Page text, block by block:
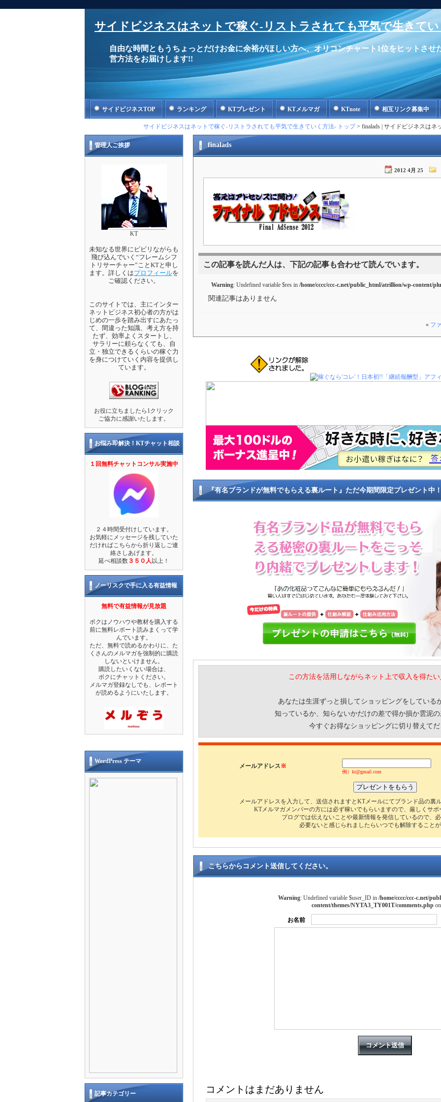
サイドビジネスはネットで稼ぐ-リストラされても平気で生きて
自由な時間ともうちょっとだけお金に余裕がほしい方へ、オリコンチャート1位をヒットさ
営方法をお届けします!!
サイドビジネスTOP ランキング KTプレゼント KTメルマガ KTnote 相互リンク募集中
サイドビジネスはネットで稼ぐ-リストラされても平気で生きていく方法- トップ> finalads | サイドビジネスは
finalads
2012 4月 25
この記事を読んだ人は、下記の記事も合わせて読んでいます。
Warning: Undefined variable $res in /home/cccc/ccc-c.net/public_html/atrillion/wp-content/
関連記事はありません
« フ
『有名ブランドが無料でもらえる裏ルート』ただ今期間限定プレゼント中
この方法を活用しながらネット上で収入を得た
あなたは生涯ずっと損してショッピングをしている
知っているか、知らないかだけの差で得か損か雲泥
今すぐお得なショッピングに切り替えて
メールアドレス※
例）kt@gmail.com
メールアドレスを入力して、送信されますとKTメールにてブランド品の裏
KTメルマガメンバーの方には必ず稼いでもらいますので、厳しくサ
ブログでは伝えないことや最新情報を発信しているので、
必要ないと感じられましたらいつでも解除すること
こちらからコメント送信してください。
Warning: Undefined variable $user_ID in /home/cccc/ccc-c.net/
content/themes/NYTA3_TY001T/comments.php
お名前
コメントはまだありません
管理人ご挨拶
KT
未知なる世界にビビリながらも
飛び込んでいく“フレームシフ
トリサーチャー”ことKTと申し
ます。詳しくはプロフィールを
ご確認ください。
このサイトでは、主にインター
ネットビジネス初心者の方がは
じめの一歩を踏み出すにあたっ
て、間違った知識、考え方を持
たず、効率よくスタートし、
サラリーに頼らなくても、自
立・独立できるくらいの稼ぐ力
を身につけていく内容を提供し
ています。
お役に立ちましたら1クリック
ご協力に感謝いたします。
お悩み即解決！KTチャット相談
１回無料チャットコンサル実施中
２４時間受付けしています。
お気軽にメッセージを残していた
だければこちらから折り返しご連
絡さしあげます。
延べ相談数 ３５０人 以上！
ノーリスクで手に入る有益情報
無料で有益情報が見放題
ボクはノウハウや教材を購入する
前に無料レポート読みまくって学
んでいます。
ただ、無料で読めるかわりに、た
くさんのメルマガを強制的に購読
しないといけません。
購読したいくない場合は、
ボクにチャットください。
メルマガ登録なしでも、レポート
が読めるようにいたします。
WordPress テーマ
記事カテゴリー